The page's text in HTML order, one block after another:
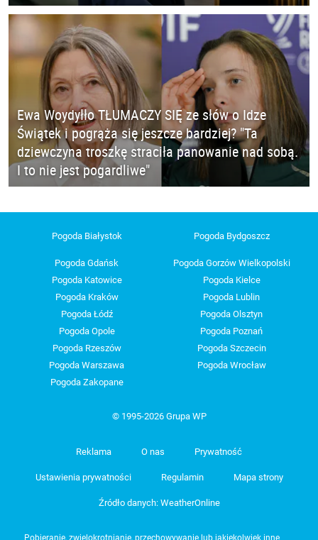
Ewa Woydyłło TŁUMACZY SIĘ ze słów o Idze
Świątek i pogrąża się jeszcze bardziej? "Ta
dziewczyna troszkę straciła panowanie nad sobą.
I to nie jest pogardliwe"
Pogoda Białystok Pogoda Bydgoszcz
Pogoda Gdańsk
Pogoda Gorzów Wielkopolski
Pogoda Katowice
Pogoda Kielce
Pogoda Kraków
Pogoda Lublin
Pogoda Łódź
Pogoda Olsztyn
Pogoda Opole
Pogoda Poznań
Pogoda Rzeszów
Pogoda Szczecin
Pogoda Warszawa
Pogoda Wrocław
Pogoda Zakopane
© 1995-2026 Grupa WP
Reklama O nas Prywatność
Ustawienia prywatności Regulamin Mapa strony
Źródło danych: WeatherOnline
Pobieranie, zwielokrotnianie, przechowywanie lub jakiekolwiek inne